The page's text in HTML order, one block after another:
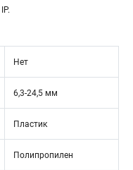
Нет
6,3-24,5 мм
Пластик
Полипропилен